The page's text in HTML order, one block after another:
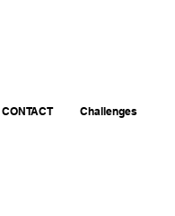
CONTACT Challenges